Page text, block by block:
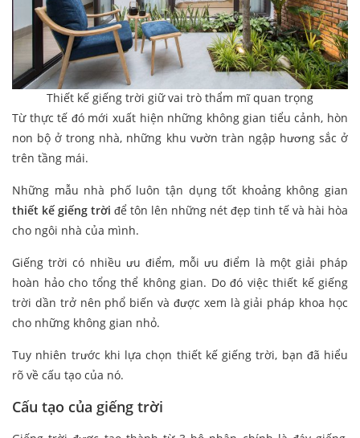
Thiết kế giếng trời giữ vai trò thẩm mĩ quan trọng
Từ thực tế đó mới xuất hiện những không gian tiểu cảnh, hòn
non bộ ở trong nhà, những khu vườn tràn ngập hương sắc ở
trên tầng mái.
Những mẫu nhà phố luôn tận dụng tốt khoảng không gian
thiết kế giếng trời để tôn lên những nét đẹp tinh tế và hài hòa
cho ngôi nhà của mình.
Giếng trời có nhiều ưu điểm, mỗi ưu điểm là một giải pháp
hoàn hảo cho tổng thể không gian. Do đó việc thiết kế giếng
trời dần trở nên phổ biến và được xem là giải pháp khoa học
cho những không gian nhỏ.
Tuy nhiên trước khi lựa chọn thiết kế giếng trời, bạn đã hiểu
rõ về cấu tạo của nó.
Cấu tạo của giếng trời